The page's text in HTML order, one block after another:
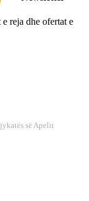
reja dhe ofertat e
së Apelit